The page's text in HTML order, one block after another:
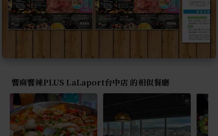
饗麻饗辣PLUS LaLaport台中店 的相似餐廳